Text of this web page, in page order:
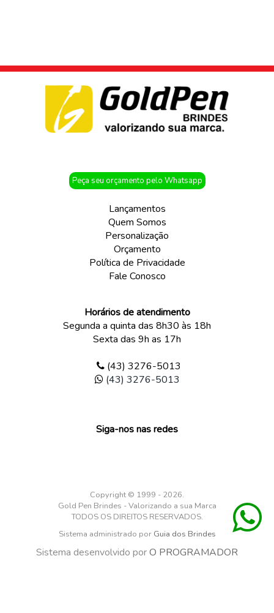
Peça seu orçamento pelo Whatsapp
Lançamentos
Quem Somos
Personalização
Orçamento
Política de Privacidade
Fale Conosco
Horários de atendimento
Segunda a quinta das 8h30 às 18h
Sexta das 9h as 17h
(43) 3276-5013
(43) 3276-5013
Siga-nos nas redes
Copyright © 1999 - 2026.
Gold Pen Brindes - Valorizando a sua Marca
TODOS OS DIREITOS RESERVADOS.
Sistema administrado por Guia dos Brindes
Sistema desenvolvido porO PROGRAMADOR